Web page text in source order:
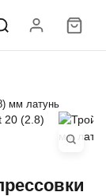
мм латунь